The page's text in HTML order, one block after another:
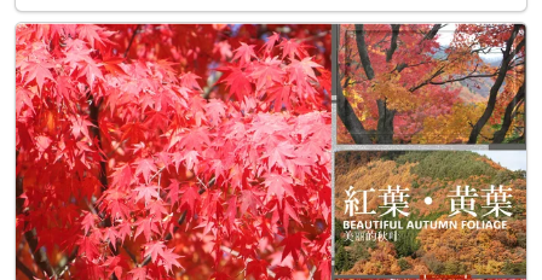
Paphiopedilum sukhakulii fma. album 'Hisako'）。 ■
相关页